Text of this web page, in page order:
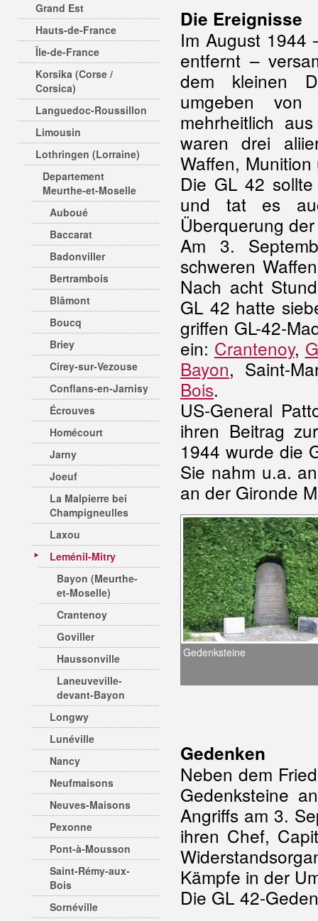
Grand Est
Hauts-de-France
Île-de-France
Korsika (Corse /
Corsica)
Languedoc-Roussillon
Limousin
Lothringen (Lorraine)
Departement
Meurthe-et-Moselle
Auboué
Baccarat
Badonviller
Bertrambois
Blâmont
Boucq
Briey
Cirey-sur-Vezouse
Conflans-en-Jarnisy
Écrouves
Homécourt
Jarny
Joeuf
La Malpierre bei
Champigneulles
Laxou
Leménil-Mitry
Bayon (Meurthe-
et-Moselle)
Crantenoy
Goviller
Haussonville
Laneuveville-
devant-Bayon
Longwy
Lunéville
Nancy
Neufmaisons
Neuves-Maisons
Pexonne
Pont-à-Mousson
Saint-Rémy-aux-
Bois
Sornéville
Die Ereignisse
Im August 1944
entfernt –
dem kleinen
umgeben
mehrheitlich
waren drei
Waffen,
Die GL 42
und tat es
Überquerung
Am 3.
schweren
Nach acht
GL 42 hatte
griffen GL-42-
ein: Crantenoy,
Bayon, Saint-
Bois.
US-General
ihren Beitrag
1944 wurde die
Sie nahm u.a.
an der Gironde
Gedenksteine
Gedenken
Neben dem
Gedenksteine
Angriffs am 3.
ihren Chef,
Kämpfe in der
Die GL 42-